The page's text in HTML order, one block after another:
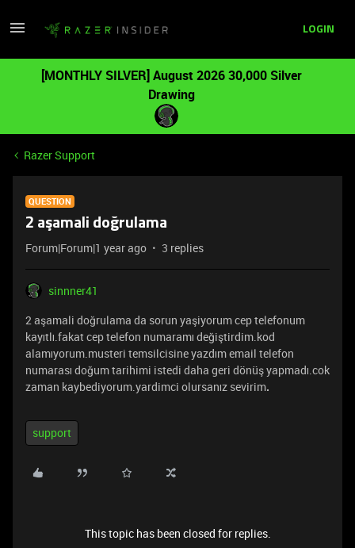
LOGIN
[MONTHLY SILVER] August 2026 30,000 Silver
Drawing
Razer Support
QUESTION
2 aşamali doğrulama
Forum|Forum|1 year ago 3 replies
sinnner41
2 aşamali doğrulama da sorun yaşiyorum cep telefonum
kayıtlı.fakat cep telefon numaramı değiştirdim.kod
alamıyorum.musteri temsilcisine yazdım email telefon
numarası doğum tarihimi istedi daha geri dönüş yapmadı.cok
zaman kaybediyorum.yardimci olursanız sevirim.
support
This topic has been closed for replies.